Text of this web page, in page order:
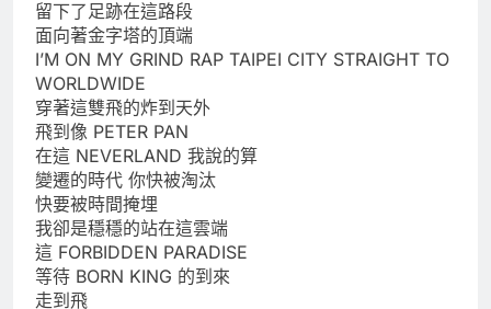
留下了足跡在這路段
面向著金字塔的頂端
I’M ON MY GRIND RAP TAIPEI CITY STRAIGHT TO
WORLDWIDE
穿著這雙飛的炸到天外
飛到像 PETER PAN
在這 NEVERLAND 我說的算
變遷的時代 你快被淘汰
快要被時間掩埋
我卻是穩穩的站在這雲端
這 FORBIDDEN PARADISE
等待 BORN KING 的到來
走到飛